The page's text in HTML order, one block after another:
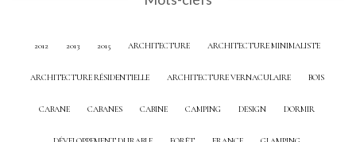
2012 2013 2015 ARCHITECTURE ARCHITECTURE MINIMALISTE
ARCHITECTURE RÉSIDENTIELLE ARCHITECTURE VERNACULAIRE BOIS
CABANE CABANES CABINE CAMPING DESIGN DORMIR